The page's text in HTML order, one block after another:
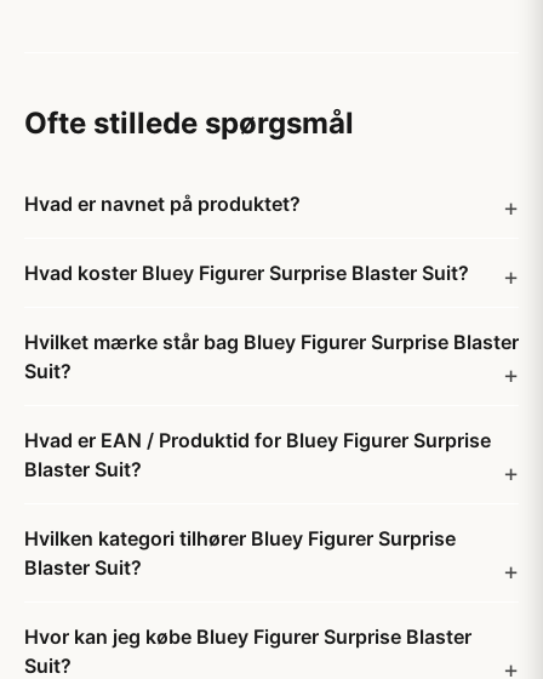
Ofte stillede spørgsmål
Hvad er navnet på produktet?
Hvad koster Bluey Figurer Surprise Blaster Suit?
Hvilket mærke står bag Bluey Figurer Surprise Blaster
Suit?
Hvad er EAN / Produktid for Bluey Figurer Surprise
Blaster Suit?
Hvilken kategori tilhører Bluey Figurer Surprise
Blaster Suit?
Hvor kan jeg købe Bluey Figurer Surprise Blaster
Suit?